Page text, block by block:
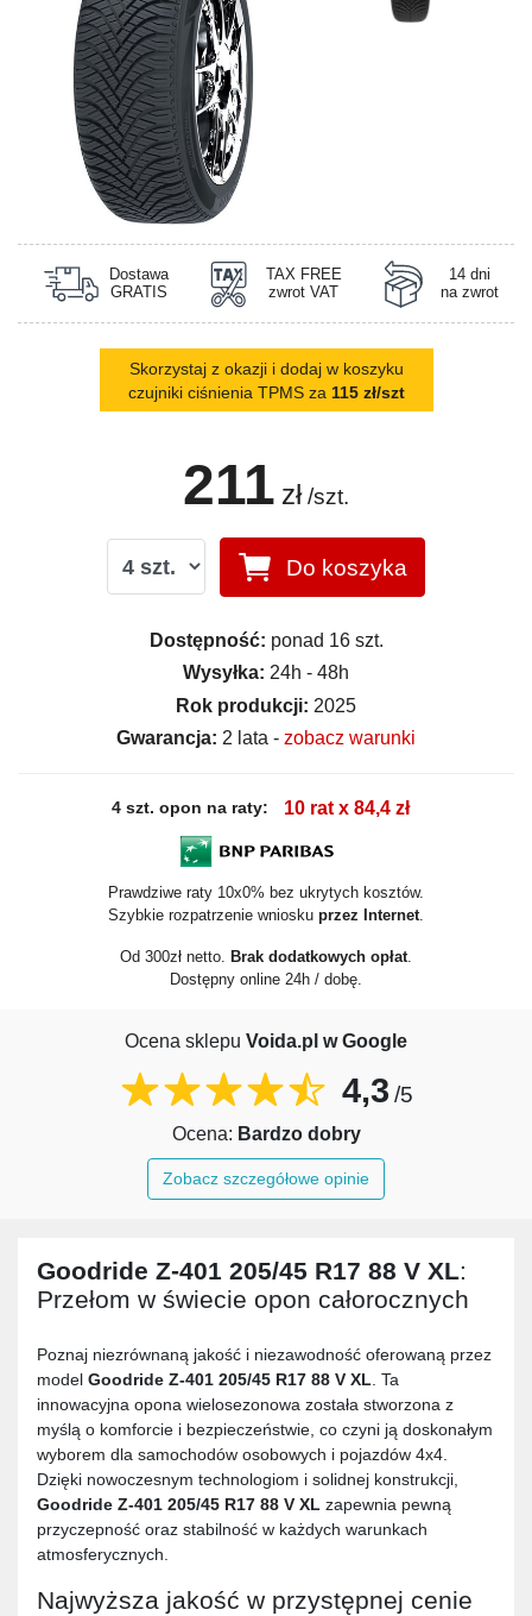
Dostawa
GRATIS
TAX FREE
zwrot VAT
14 dni
na zwrot
Skorzystaj z okazji i dodaj w koszyku
czujniki ciśnienia TPMS za 115 zł/szt
211 zł /szt.
Do koszyka
Dostępność: ponad 16 szt.
Wysyłka: 24h - 48h
Rok produkcji: 2025
Gwarancja: 2 lata - zobacz warunki
4 szt. opon na raty: 10 rat x 84,4 zł
Prawdziwe raty 10x0% bez ukrytych kosztów.
Szybkie rozpatrzenie wniosku przez Internet
Od 300zł netto. Brak dodatkowych opłat
Dostępny online 24h / dobę.
Ocena sklepu Voida.pl w Google
4,3 /5
Ocena: Bardzo dobry
Zobacz szczegółowe opinie
Goodride Z-401 205/45 R17 88 V XL:
Przełom w świecie opon całorocznych
Poznaj niezrównaną jakość i niezawodność oferowaną przez
model Goodride Z-401 205/45 R17 88 V XL. Ta
innowacyjna opona wielosezonowa została stworzona z
myślą o komforcie i bezpieczeństwie, co czyni ją doskonałym
wyborem dla samochodów osobowych i pojazdów 4x4.
Dzięki nowoczesnym technologiom i solidnej konstrukcji,
Goodride Z-401 205/45 R17 88 V XL zapewnia pewną
przyczepność oraz stabilność w każdych warunkach
atmosferycznych.
Najwyższa jakość w przystępnej cenie